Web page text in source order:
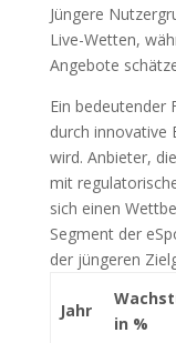
Jüngere
Live-Wetten,
Angebote
Ein bedeutender
durch innovative
wird. Anbieter,
mit
sich einen
Segment der
der jüngeren
Jahr
in %